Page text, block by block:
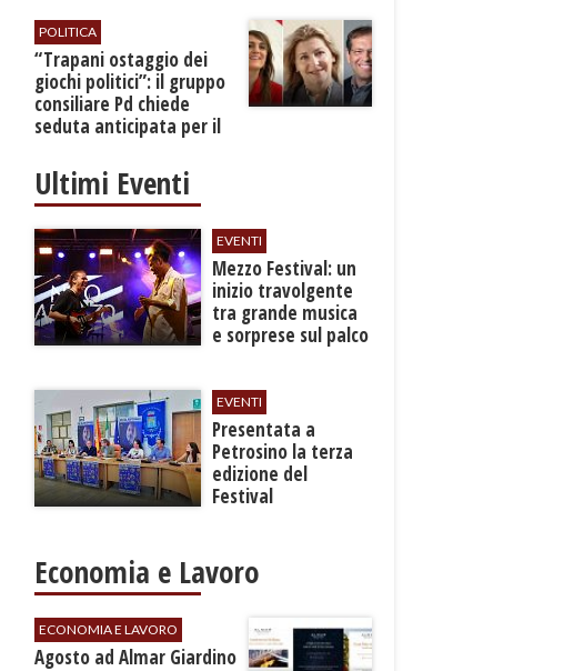
POLITICA
​“Trapani ostaggio dei
giochi politici”: il gruppo
consiliare Pd chiede
seduta anticipata per il
Ultimi Eventi
EVENTI
Mezzo Festival: un
inizio travolgente
tra grande musica
e sorprese sul palco
EVENTI
Presentata a
Petrosino la terza
edizione del
Festival
"Voci dal
Mediterraneo"
Economia e Lavoro
ECONOMIA E LAVORO
Agosto ad Almar Giardino